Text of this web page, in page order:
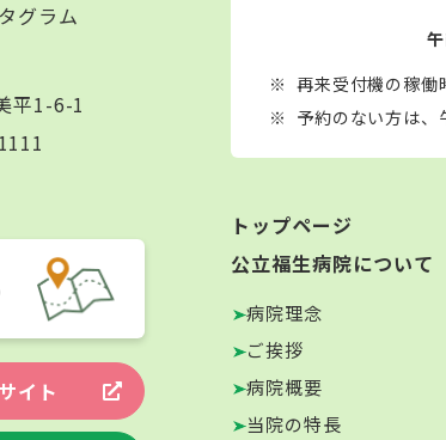
グラム
平1-6-1
イト
再来受付機の稼働
予約のない方は、
トップページ
公立福生病院について
病院理念
ご挨拶
病院概要
当院の特長